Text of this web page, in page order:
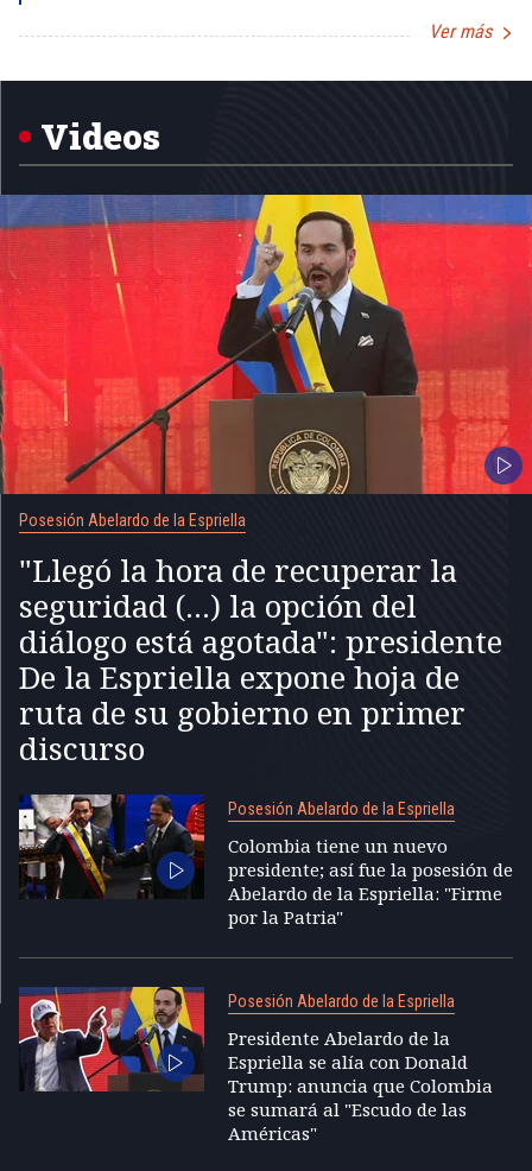
Ver más
Videos
Posesión Abelardo de la Espriella
"Llegó la hora de recuperar la
seguridad (...) la opción del
diálogo está agotada": presidente
De la Espriella expone hoja de
ruta de su gobierno en primer
discurso
Posesión Abelardo de la Espriella
Colombia tiene un nuevo
presidente; así fue la posesión de
Abelardo de la Espriella: "Firme
por la Patria"
Posesión Abelardo de la Espriella
Presidente Abelardo de la
Espriella se alía con Donald
Trump: anuncia que Colombia
se sumará al "Escudo de las
Américas"